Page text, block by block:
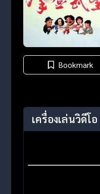
Bookmark
เครื่องเล่นวิดีโอ